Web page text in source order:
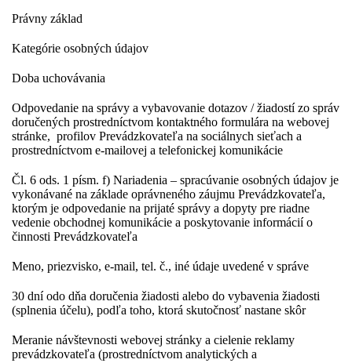
Právny základ
Kategórie osobných údajov
Doba uchovávania
Odpovedanie na správy a vybavovanie dotazov / žiadostí zo správ
doručených prostredníctvom kontaktného formulára na webovej
stránke, profilov Prevádzkovateľa na sociálnych sieťach a
prostredníctvom e-mailovej a telefonickej komunikácie
Čl. 6 ods. 1 písm. f) Nariadenia – spracúvanie osobných údajov je
vykonávané na základe oprávneného záujmu Prevádzkovateľa,
ktorým je odpovedanie na prijaté správy a dopyty pre riadne
vedenie obchodnej komunikácie a poskytovanie informácií o
činnosti Prevádzkovateľa
Meno, priezvisko, e-mail, tel. č., iné údaje uvedené v správe
30 dní odo dňa doručenia žiadosti alebo do vybavenia žiadosti
(splnenia účelu), podľa toho, ktorá skutočnosť nastane skôr
Meranie návštevnosti webovej stránky a cielenie reklamy
prevádzkovateľa (prostredníctvom analytických a